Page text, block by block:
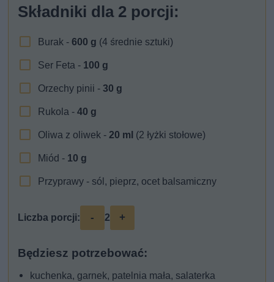
Składniki dla 2 porcji:
Burak -600 g (4 średnie sztuki)
Ser Feta - 100 g
Orzechy pinii -30 g
Rukola -40 g
Oliwa z oliwek -20 ml (2 łyżki stołowe)
Miód - 10 g
Przyprawy - sól, pieprz, ocet balsamiczny
Liczba porcji: - 2 +
Będziesz potrzebować:
kuchenka, garnek, patelnia mała, salaterka